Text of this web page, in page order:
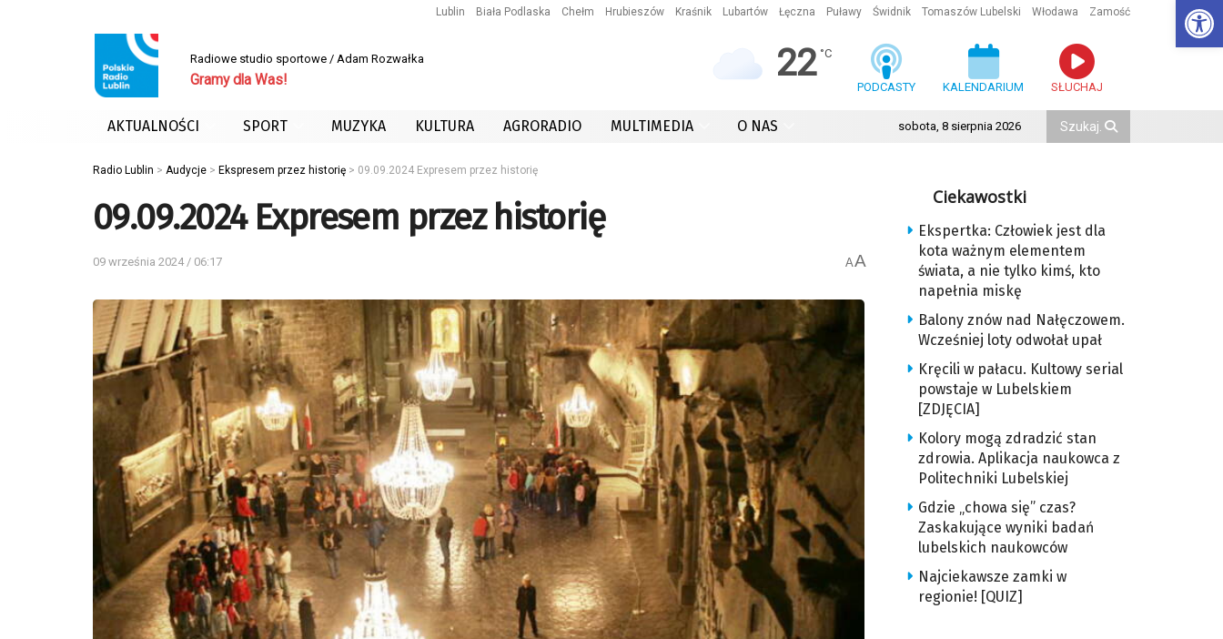
Lublin Biała Podlaska Chełm Hrubieszów Kraśnik Lubartów Łęczna Puławy Świdnik Tomaszów Lubelski Włodawa Zamość
Radiowe studio sportowe / Adam Rozwałka
Gramy dla Was! 22 °C
PODCASTY KALENDARIUM SŁUCHAJ
AKTUALNOŚCI SPORT MUZYKA KULTURA AGRORADIO MULTIMEDIA O NAS sobota, 8 sierpnia 2026
Radio Lublin > Audycje > Ekspresem przez historię > 09.09.2024 Expresem przez historię
09.09.2024 Expresem przez historię
09 września 2024 / 06:17 AA
Ciekawostki
Ekspertka: Człowiek jest dla
kota ważnym elementem
świata, a nie tylko kimś, kto
napełnia miskę
Balony znów nad Nałęczowem.
Wcześniej loty odwołał upał
Kręcili w pałacu. Kultowy serial
powstaje w Lubelskiem
[ZDJĘCIA]
Kolory mogą zdradzić stan
zdrowia. Aplikacja naukowca z
Politechniki Lubelskiej
Gdzie „chowa się” czas?
Zaskakujące wyniki badań
lubelskich naukowców
Najciekawsze zamki w
regionie! [QUIZ]